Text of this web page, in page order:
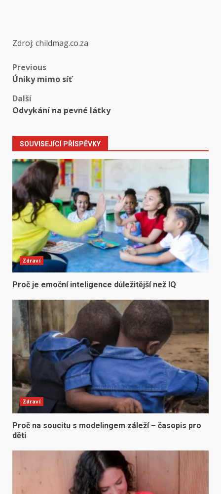
Zdroj: childmag.co.za
Post
navigation
Previous
Úniky mimo síť
Další
Odvykání na pevné látky
SOUVISEJÍCÍ PŘÍSPĚVKY
Zdraví
Proč je emoční inteligence důležitější než IQ
Zdraví
Proč na soucitu s modelingem záleží – časopis pro
děti